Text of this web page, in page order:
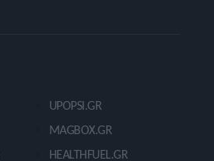
UPOPSI.GR
MAGBOX.GR
HEALTHFUEL.GR